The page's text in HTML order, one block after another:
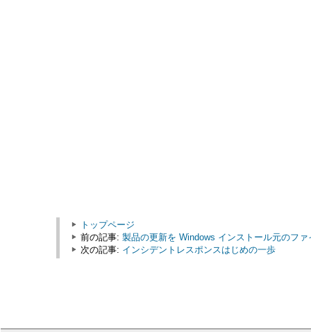
トップページ
前の記事: 製品の更新を Windows インストール元のフ
次の記事: インシデントレスポンスはじめの一歩